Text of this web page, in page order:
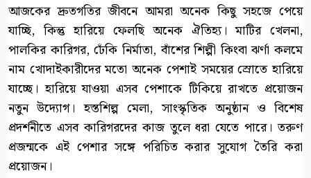
আজকের দ্রুতগতির জীবনে আমরা অনেক কিছু সহজে পেয়ে
যাচ্ছি, কিন্তু হারিয়ে ফেলছি অনেক ঐতিহ্য। মাটির খেলনা,
পালকির কারিগর, ঢেঁকি নির্মাতা, বাঁশের শিল্পী কিংবা ঝর্ণা কলমে
নাম খোদাইকারীদের মতো অনেক পেশাই সময়ের স্রোতে হারিয়ে
যাচ্ছে। হারিয়ে যাওয়া এসব পেশাকে টিকিয়ে রাখতে প্রয়োজন
নতুন উদ্যোগ। হস্তশিল্প মেলা, সাংস্কৃতিক অনুষ্ঠান ও বিশেষ
প্রদর্শনীতে এসব কারিগরদের কাজ তুলে ধরা যেতে পারে। তরুণ
প্রজন্মকে এই পেশার সঙ্গে পরিচিত করার সুযোগ তৈরি করা
প্রয়োজন।